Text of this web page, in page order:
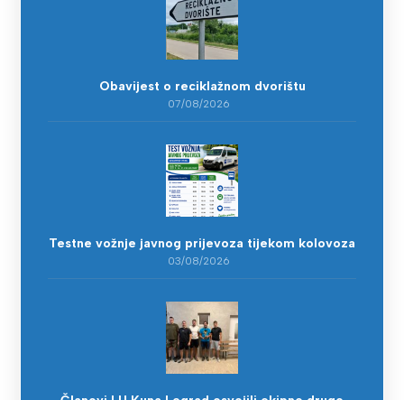
Obavijest o reciklažnom dvorištu
07/08/2026
Testne vožnje javnog prijevoza tijekom kolovoza
03/08/2026